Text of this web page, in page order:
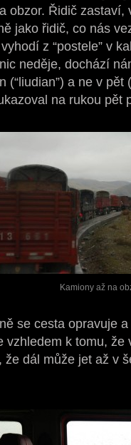
obzor. Řidič
jako řidič, co nás
z “postele” v
neděje, dochází
(“liudian”) a ne v pět
na rukou pět
Kamiony až na
se cesta opravuje
vzhledem k tomu,
že dál může jet až v